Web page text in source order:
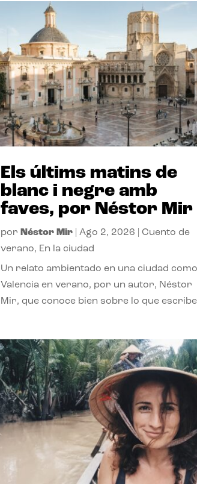
Els últims matins de
blanc i negre amb
faves, por Néstor Mir
por Néstor Mir| Ago 2, 2026
Cuento de
verano, En la ciudad
Un relato ambientado en una ciudad como
Valencia en verano, por un autor, Néstor
Mir, que conoce bien sobre lo que